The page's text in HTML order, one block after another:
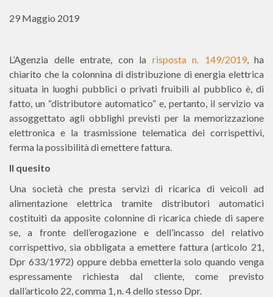
29 Maggio 2019
L’Agenzia delle entrate, con la risposta n. 149/2019, ha
chiarito che la colonnina di distribuzione di energia elettrica
situata in luoghi pubblici o privati fruibili al pubblico è, di
fatto, un “distributore automatico” e, pertanto, il servizio va
assoggettato agli obblighi previsti per la memorizzazione
elettronica e la trasmissione telematica dei corrispettivi,
ferma la possibilità di emettere fattura.
Il quesito
Una società che presta servizi di ricarica di veicoli ad
alimentazione elettrica tramite distributori automatici
costituiti da apposite colonnine di ricarica chiede di sapere
se, a fronte dell’erogazione e dell’incasso del relativo
corrispettivo, sia obbligata a emettere fattura (articolo 21,
Dpr 633/1972) oppure debba emetterla solo quando venga
espressamente richiesta dal cliente, come previsto
dall’articolo 22, comma 1, n. 4 dello stesso Dpr.